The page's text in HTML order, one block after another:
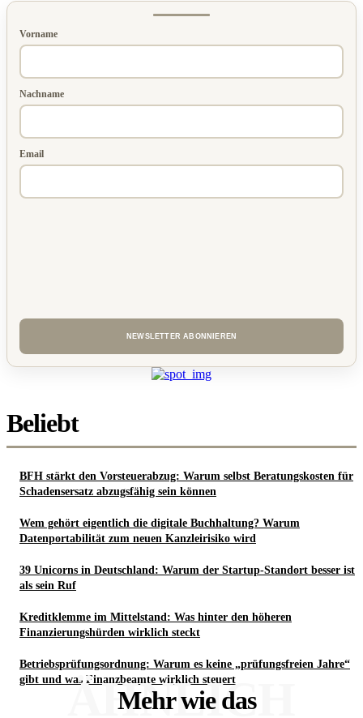
Vorname
Nachname
Email
Beliebt
BFH stärkt den Vorsteuerabzug: Warum selbst Beratungskosten für
Schadensersatz abzugsfähig sein können
Wem gehört eigentlich die digitale Buchhaltung? Warum
Datenportabilität zum neuen Kanzleirisiko wird
39 Unicorns in Deutschland: Warum der Startup-Standort besser ist
als sein Ruf
Kreditklemme im Mittelstand: Was hinter den höheren
Finanzierungshürden wirklich steckt
Betriebsprüfungsordnung: Warum es keine „prüfungsfreien Jahre“
gibt und was Finanzbeamte wirklich steuert
Mehr wie das
ÄHNLICH